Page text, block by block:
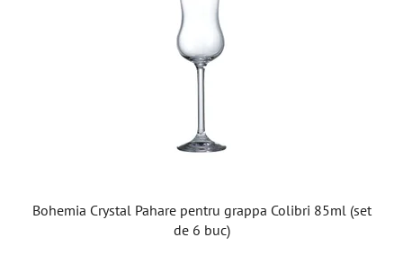
Bohemia Crystal Pahare pentru grappa Colibri 85ml (set
de 6 buc)